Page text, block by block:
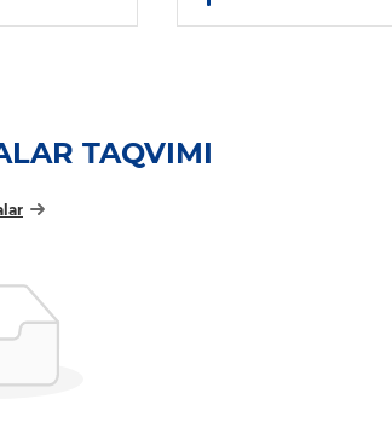
TAQVIMI